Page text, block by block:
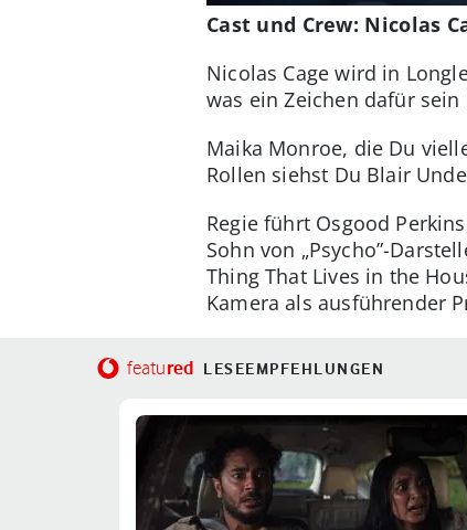
Cast und Crew: Nicolas
Nicolas Cage wird in
was ein Zeichen dafür
Maika Monroe, die Du
Rollen siehst Du Blair
Regie führt Osgood
Sohn von „Psycho”-
Thing That Lives in the
Kamera als ausführender
featured LESEEMPFEHLUNGEN